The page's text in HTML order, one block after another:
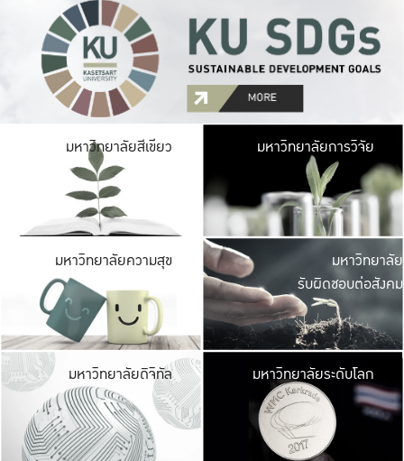
มหาวิทยาลัยสีเขียว มหาวิ
มีพื้นที่เขียวสดใส
เป็นป่าในเมือง เกษต
มหาวิทยาลัยการวิจัย
มหาวิทยาลัยความสุข มหาวิ
ค
เปิดประ
และพบเรื่องราวใ
มหาวิทยาลัย
รับผิดชอบต่อสังคม
มหาวิทยาลัยดิจิทัล มหาวิ
เปลี่ยนแปลง แล
เพื่อทำง
ระบบสารสนเทศ
มหาวิทยาลัยระดับโลก